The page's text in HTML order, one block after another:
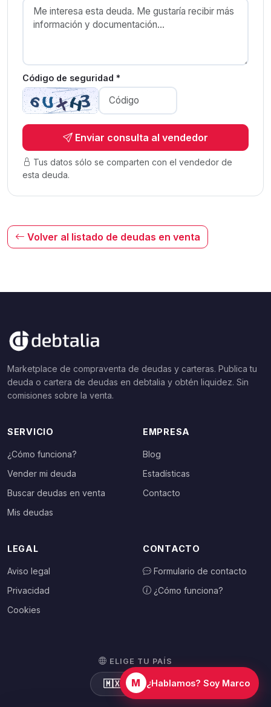
Código de seguridad *
Enviar consulta al vendedor
Tus datos sólo se comparten con el vendedor de
esta deuda.
Volver al listado de deudas en venta
Marketplace de compraventa de deudas y carteras. Publica tu
deuda o cartera de deudas en debtalia y obtén liquidez. Sin
comisiones sobre la venta.
SERVICIO
¿Cómo funciona?
Vender mi deuda
Buscar deudas en venta
Mis deudas
EMPRESA
Blog
Estadísticas
Contacto
LEGAL
Aviso legal
Privacidad
Cookies
CONTACTO
Formulario de contacto
¿Cómo funciona?
ELIGE TU PAÍS
🇲🇽 México
M ¿Hablamos? Soy Marco